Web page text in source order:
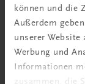
können und die
Außerdem
unserer Website
Werbung und
Informationen
zusammen, die